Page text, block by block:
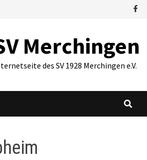
Merchingen
des SV 1928 Merchingen e.V.